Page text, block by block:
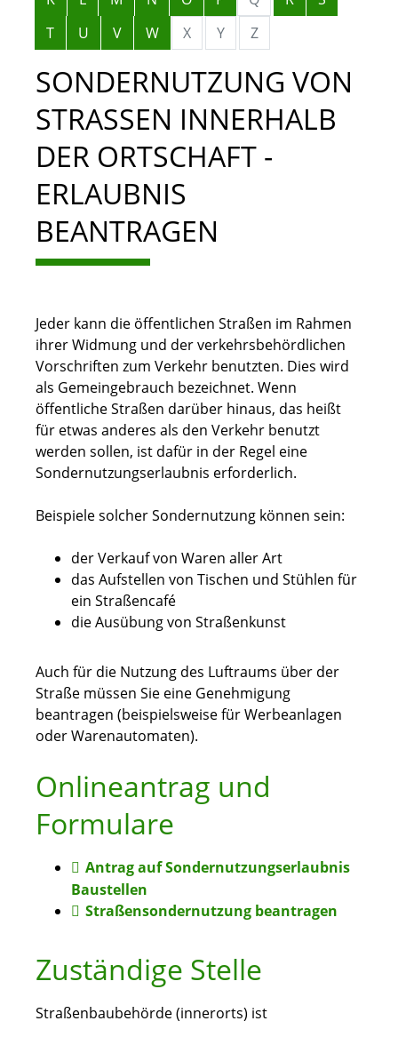
T
U V W X Y Z
SONDERNUTZUNG VON
STRASSEN INNERHALB D
ER ORTSCHAFT - E
RLAUBNIS B
EANTRAGEN
Jeder kann die öffentlichen Straßen im Rahmen
ihrer Widmung und der verkehrsbehördlichen
Vorschriften zum Verkehr benutzten. Dies wird
als Gemeingebrauch bezeichnet. Wenn
öffentliche Straßen darüber hinaus, das heißt
für etwas anderes als den Verkehr benutzt
werden sollen, ist dafür in der Regel eine
Sondernutzungserlaubnis erforderlich.
Beispiele solcher Sondernutzung können sein:
der Verkauf von Waren aller Art
das Aufstellen von Tischen und Stühlen für
ein Straßencafé
die Ausübung von Straßenkunst
Auch für die Nutzung des Luftraums über der
Straße müssen Sie eine Genehmigung
beantragen (beispielsweise für Werbeanlagen
oder Warenautomaten).
Onlineantrag und
Formulare
Antrag auf Sondernutzungserlaubnis
Baustellen
Straßensondernutzung beantragen
Zuständige Stelle
Straßenbaubehörde (innerorts) ist